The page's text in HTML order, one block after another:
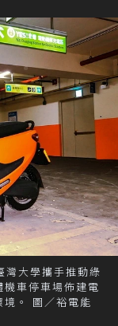
灣大學攜手推動綠
車停車場佈建電
。 圖／裕電能